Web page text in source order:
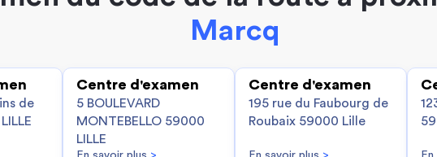
Marcq
de
Centre d'examen
5 BOULEVARD
MONTEBELLO 59000
LILLE
Centre d'examen
195 rue du Faubourg de
Roubaix 59000 Lille